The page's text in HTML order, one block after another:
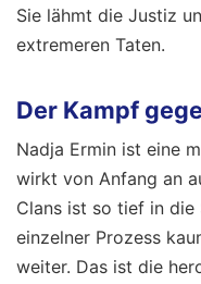
Sie lähmt die Justiz
extremeren Taten.
Der Kampf
Nadja Ermin ist eine
wirkt von Anfang an
Clans ist so tief in
einzelner Prozess
weiter. Das ist die